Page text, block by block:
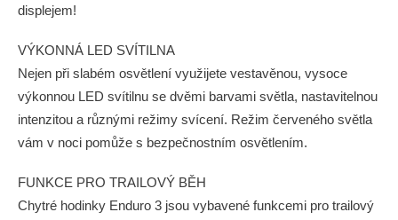
displejem!
VÝKONNÁ LED SVÍTILNA
Nejen při slabém osvětlení využijete vestavěnou, vysoce
výkonnou LED svítilnu se dvěmi barvami světla, nastavitelnou
intenzitou a různými režimy svícení. Režim červeného světla
vám v noci pomůže s bezpečnostním osvětlením.
FUNKCE PRO TRAILOVÝ BĚH
Chytré hodinky Enduro 3 jsou vybavené funkcemi pro trailový